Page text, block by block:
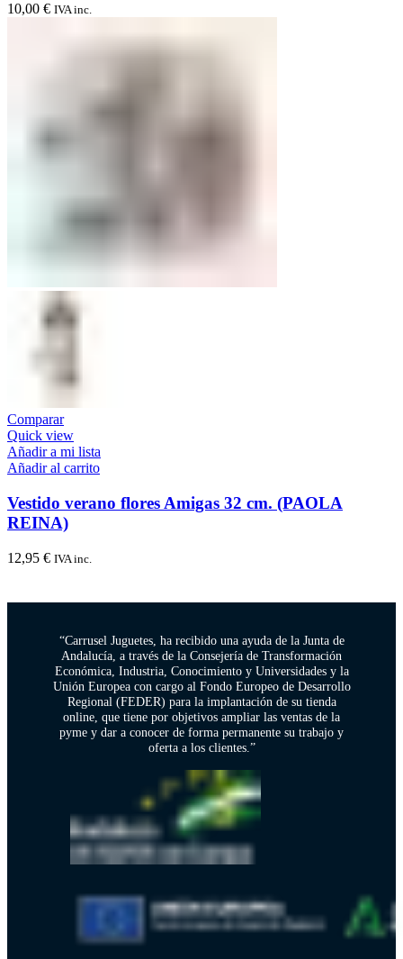
10,00 € IVA inc.
Comparar
Quick view
Añadir a mi lista
Añadir al carrito
Vestido verano flores Amigas 32 cm. (PAOLA
REINA)
12,95 € IVA inc.
“Carrusel Juguetes, ha recibido una ayuda de la Junta de
Andalucía, a través de la Consejería de Transformación
Económica, Industria, Conocimiento y Universidades y la
Unión Europea con cargo al Fondo Europeo de Desarrollo
Regional (FEDER) para la implantación de su tienda
online, que tiene por objetivos ampliar las ventas de la
pyme y dar a conocer de forma permanente su trabajo y
oferta a los clientes.”